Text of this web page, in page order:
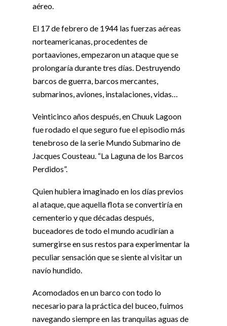
aéreo.
El 17 de febrero de 1944 las fuerzas aéreas
norteamericanas, procedentes de
portaaviones, empezaron un ataque que se
prolongaría durante tres días. Destruyendo
barcos de guerra, barcos mercantes,
submarinos, aviones, instalaciones, vidas…
Veinticinco años después, en Chuuk Lagoon
fue rodado el que seguro fue el episodio más
tenebroso de la serie Mundo Submarino de
Jacques Cousteau. “La Laguna de los Barcos
Perdidos”.
Quien hubiera imaginado en los días previos
al ataque, que aquella flota se convertiría en
cementerio y que décadas después,
buceadores de todo el mundo acudirían a
sumergirse en sus restos para experimentar la
peculiar sensación que se siente al visitar un
navío hundido.
Acomodados en un barco con todo lo
necesario para la práctica del buceo, fuimos
navegando siempre en las tranquilas aguas de